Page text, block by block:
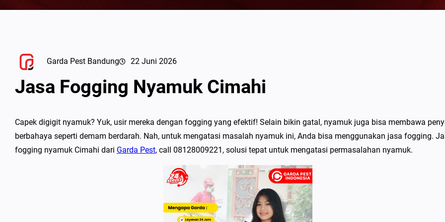
Garda Pest Bandung 22 Juni 2026
Jasa Fogging Nyamuk Cimahi
Capek digigit nyamuk? Yuk, usir mereka dengan fogging yang efektif! Selain bikin gatal, nyamuk juga bisa membawa
berbahaya seperti demam berdarah. Nah, untuk mengatasi masalah nyamuk ini, Anda bisa menggunakan jasa fogging.
fogging nyamuk Cimahi dari Garda Pest, call 08128009221, solusi tepat untuk mengatasi permasalahan nyamuk.